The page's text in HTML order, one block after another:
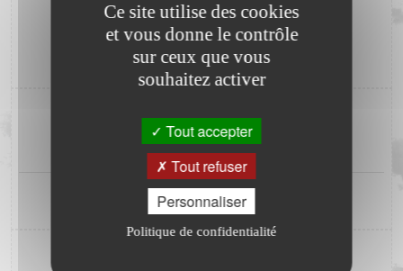
1012.8hPa
0.0mm
Ce site utilise des cookies
et vous donne le contrôle
sur ceux que vous
souhaitez activer
Tout accepter
Tout refuser
Personnaliser
Politique de confidentialité